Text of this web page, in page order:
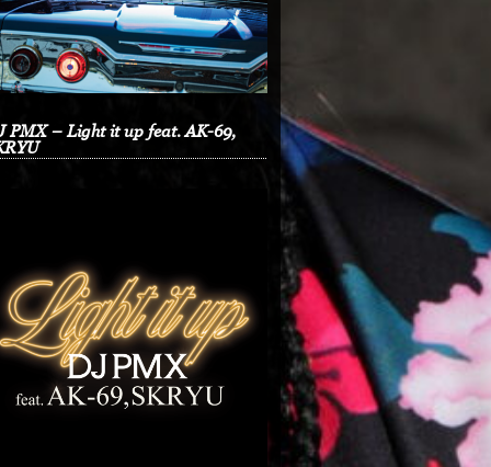
PMX – Light it up feat. AK-69,